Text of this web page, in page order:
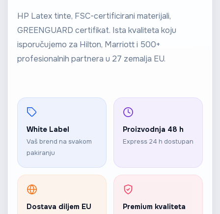
HP Latex tinte, FSC-certificirani materijali,
GREENGUARD certifikat. Ista kvaliteta koju
isporučujemo za Hilton, Marriott i 500+
profesionalnih partnera u 27 zemalja EU.
White Label
Vaš brend na svakom
pakiranju
Proizvodnja 48 h
Express 24 h dostupan
Dostava diljem EU Premium kvaliteta